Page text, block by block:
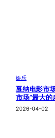
娱乐
戛纳电影市
市场“最大的
2026-04-02